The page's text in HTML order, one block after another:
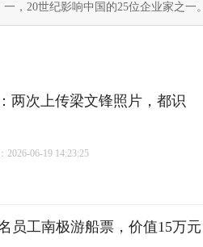
一，20世纪影响中国的25位企业家之一。
两次上传梁文锋照片，都识
2026-06-19 14:23:25
员工南极游船票，价值15万元